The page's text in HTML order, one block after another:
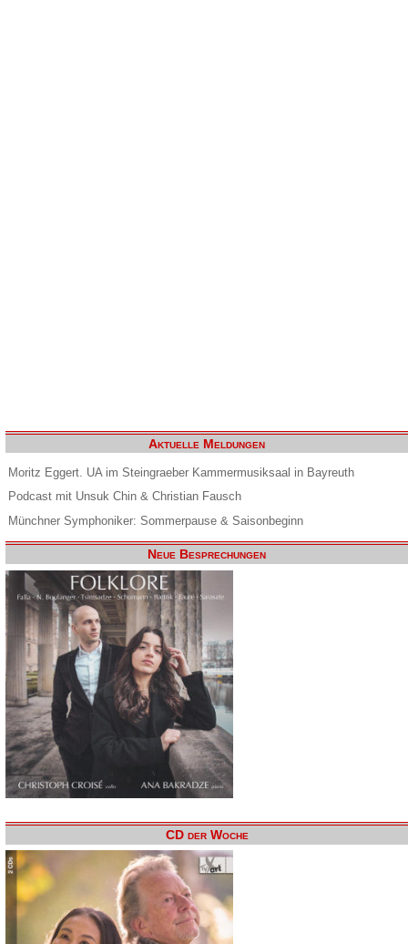
Aktuelle Meldungen
Moritz Eggert. UA im Steingraeber Kammermusiksaal in Bayreuth
Podcast mit Unsuk Chin & Christian Fausch
Münchner Symphoniker: Sommerpause & Saisonbeginn
Neue Besprechungen
CD der Woche